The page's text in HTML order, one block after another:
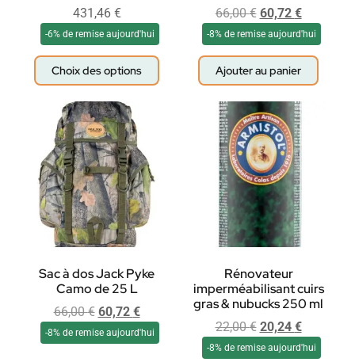
431,46 €
-6% de remise aujourd'hui
Choix des options
66,00€ 60,72 €
-8% de remise aujourd'hui
Ajouter au panier
Sac à dos Jack Pyke
Camo de 25 L
66,00€ 60,72 €
-8% de remise aujourd'hui
Rénovateur
imperméabilisant cuirs
gras & nubucks 250 ml
22,00€ 20,24 €
-8% de remise aujourd'hui